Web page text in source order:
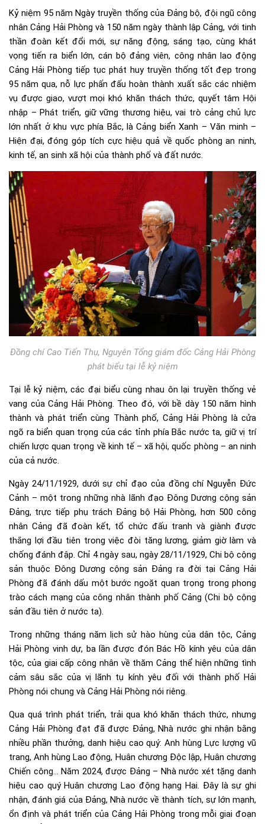
Kỷ niệm 95 năm Ngày truyền thống của Đảng bộ, đội ngũ công
nhân Cảng Hải Phòng và 150 năm ngày thành lập Cảng, với tinh
thần đoàn kết đổi mới, sự năng động, sáng tạo, cùng khát
vọng tiến ra biển lớn, cán bộ đảng viên, công nhân lao động
Cảng Hải Phòng tiếp tục phát huy truyền thống tốt đẹp trong
95 năm qua, nỗ lực phấn đấu hoàn thành xuất sắc các nhiệm
vụ được giao, vượt mọi khó khăn thách thức, quyết tâm Hội
nhập – Phát triển, giữ vững thương hiệu, vai trò cảng chủ lực
lớn nhất ở khu vực phía Bắc, là Cảng biển Xanh – Văn minh –
Hiện đại, đóng góp tích cực hiệu quả về quốc phòng an ninh,
kinh tế, an sinh xã hội của thành phố và đất nước.
Đồng chí Cao Tiến Thụ, Nguyên Tổng giám đốc Cảng Hải Phòng
phát biểu tại lễ kỷ niệm
Tại lễ kỷ niệm, các đại biểu cùng nhau ôn lại truyền thống vẻ
vang của Cảng Hải Phòng. Theo đó, với bề dày 150 năm hình
thành và phát triển cùng Thành phố, Cảng Hải Phòng là cửa
ngõ ra biển quan trọng của các tỉnh phía Bắc nước ta, giữ vị trí
chiến lược quan trọng về kinh tế – xã hội, quốc phòng – an ninh
của cả nước.
Ngày 24/11/1929, dưới sự chỉ đạo của đồng chí Nguyễn Đức
Cảnh – một trong những nhà lãnh đạo Đông Dương cộng sản
Đảng, trực tiếp phụ trách Đảng bộ Hải Phòng, hơn 500 công
nhân Cảng đã đoàn kết, tổ chức đấu tranh và giành được
thắng lợi đầu tiên trong việc đòi tăng lương, giảm giờ làm và
chống đánh đập. Chỉ 4 ngày sau, ngày 28/11/1929, Chi bộ cộng
sản thuộc Đông Dương cộng sản Đảng ra đời tại Cảng Hải
Phòng đã đánh dấu một bước ngoặt quan trọng trong phong
trào cách mạng của công nhân thành phố Cảng (Chi bộ cộng
sản đầu tiên ở nước ta).
Trong những tháng năm lịch sử hào hùng của dân tộc, Cảng
Hải Phòng vinh dự, ba lần được đón Bác Hồ kính yêu của dân
tộc, của giai cấp công nhân về thăm Cảng thể hiện những tình
cảm sâu sắc của vị lãnh tụ kính yêu đối với thành phố Hải
Phòng nói chung và Cảng Hải Phòng nói riêng.
Qua quá trình phát triển, trải qua khó khăn thách thức, nhưng
Cảng Hải Phòng đạt đã được Đảng, Nhà nước ghi nhận bằng
nhiều phần thưởng, danh hiệu cao quý: Anh hùng Lực lượng vũ
trang, Anh hùng Lao động, Huân chương Độc lập, Huân chương
Chiến công… Năm 2024, được Đảng – Nhà nước xét tặng danh
hiệu cao quý Huân chương Lao động hạng Hai. Đây là sự ghi
nhận, đánh giá của Đảng, Nhà nước về thành tích, sự lớn mạnh,
ổn định và phát triển của Cảng Hải Phòng trong mỗi giai đoạn